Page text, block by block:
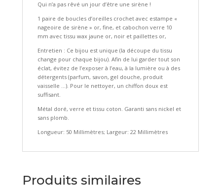
Qui n’a pas rêvé un jour d’être une sirène !
1 paire de boucles d’oreilles crochet avec estampe «
nageoire de sirène » or, fine, et cabochon verre 10
mm avec tissu wax jaune or, noir et paillettes or,
Entretien : Ce bijou est unique (la découpe du tissu
change pour chaque bijou). Afin de lui garder tout son
éclat, évitez de l’exposer à l’eau, à la lumière ou à des
détergents (parfum, savon, gel douche, produit
vaisselle …). Pour le nettoyer, un chiffon doux est
suffisant.
Métal doré, verre et tissu coton. Garanti sans nickel et
sans plomb.
Longueur: 50 Millimètres; Largeur: 22 Millimètres
Produits similaires